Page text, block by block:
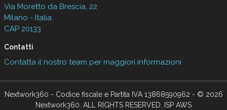
Via Moretto da Brescia, 22
Milano - Italia
CAP 20133
Contatti
Contatta il nostro team per maggiori informazioni
Nextwork360 - Codice fiscale e Partita IVA 13868590962 - © 2026
Nextwork360. ALL RIGHTS RESERVED. ISP AWS